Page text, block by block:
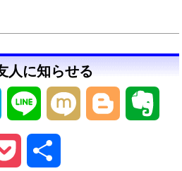
人に知らせる
Hatena Line Mixi Blogger
Pocket